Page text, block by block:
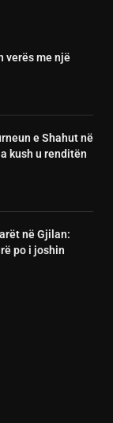
verës me një
e Shahut në
kush u renditën
në Gjilan:
po i joshin